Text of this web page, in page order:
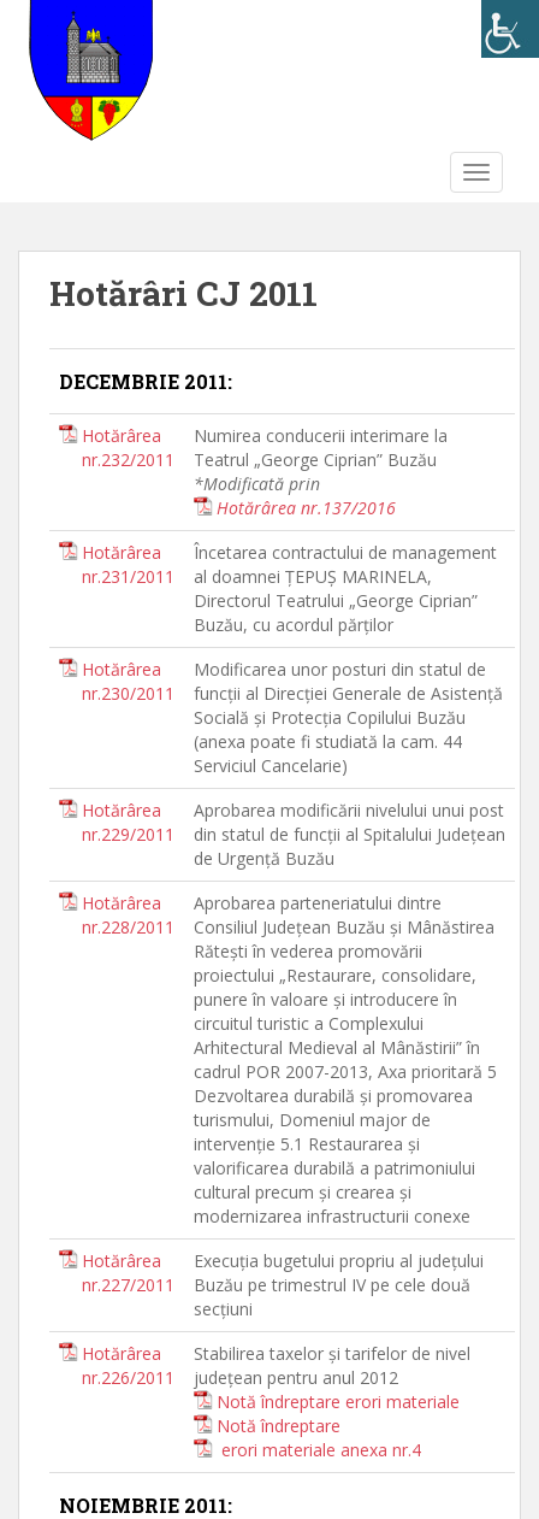
Hotărâri CJ 2011
DECEMBRIE 2011:
Hotărârea
nr.232/2011
Numirea conducerii interimare la
Teatrul „George Ciprian” Buzău
*Modificată prin
Hotărârea nr.137/2016
Hotărârea
nr.231/2011
Încetarea contractului de management
al doamnei ŢEPUŞ MARINELA,
Directorul Teatrului „George Ciprian”
Buzău, cu acordul părţilor
Hotărârea
nr.230/2011
Modificarea unor posturi din statul de
funcţii al Direcţiei Generale de Asistenţă
Socială şi Protecţia Copilului Buzău
(anexa poate fi studiată la cam. 44
Serviciul Cancelarie)
Hotărârea
nr.229/2011
Aprobarea modificării nivelului unui post
din statul de funcţii al Spitalului Judeţean
de Urgenţă Buzău
Hotărârea
nr.228/2011
Aprobarea parteneriatului dintre
Consiliul Judeţean Buzău şi Mânăstirea
Răteşti în vederea promovării
proiectului „Restaurare, consolidare,
punere în valoare şi introducere în
circuitul turistic a Complexului
Arhitectural Medieval al Mânăstirii” în
cadrul POR 2007-2013, Axa prioritară 5
Dezvoltarea durabilă şi promovarea
turismului, Domeniul major de
intervenţie 5.1 Restaurarea şi
valorificarea durabilă a patrimoniului
cultural precum şi crearea şi
modernizarea infrastructurii conexe
Hotărârea
nr.227/2011
Execuţia bugetului propriu al judeţului
Buzău pe trimestrul IV pe cele două
secţiuni
Hotărârea
nr.226/2011
Stabilirea taxelor şi tarifelor de nivel
judeţean pentru anul 2012
Notă îndreptare erori materiale
Notă îndreptare
erori materiale anexa nr.4
NOIEMBRIE 2011: